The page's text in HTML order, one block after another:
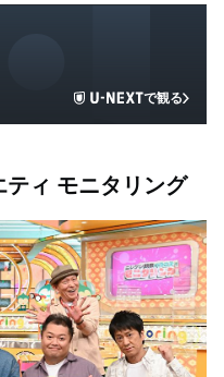
で観る
ィ モニタリング